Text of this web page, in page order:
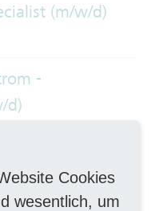
(m/w/d)
-
d)
(m/w/d)
Cookies
wesentlich, um